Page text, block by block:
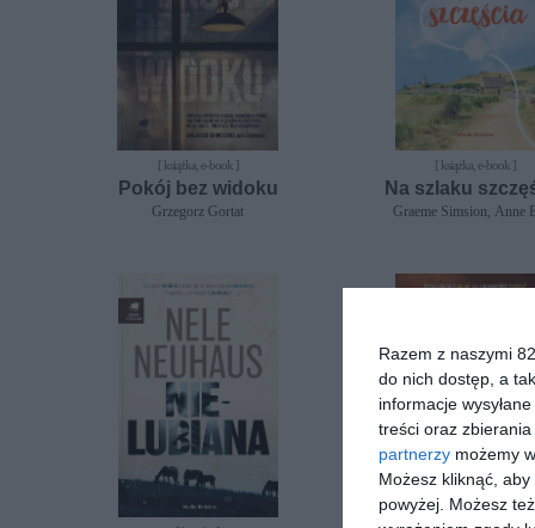
Razem z naszymi
do nich dostęp, a
informacje
treści oraz
partnerzy możemy
Możesz kliknąć,
powyżej. Możesz
[ książka, e-book ]
Pokój bez widoku
Grzegorz Gortat
[ książka, e-book ]
Na szlaku
Graeme Simsion, Anne